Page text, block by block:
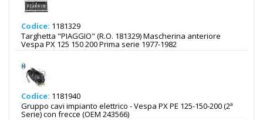
Codice: 1181329
Targhetta "PIAGGIO" (R.O. 181329) Mascherina anteriore
Vespa PX 125 150 200 Prima serie 1977-1982
Codice: 1181940
Gruppo cavi impianto elettrico - Vespa PX PE 125-150-200 (2ª
Serie) con frecce (OEM 243566)